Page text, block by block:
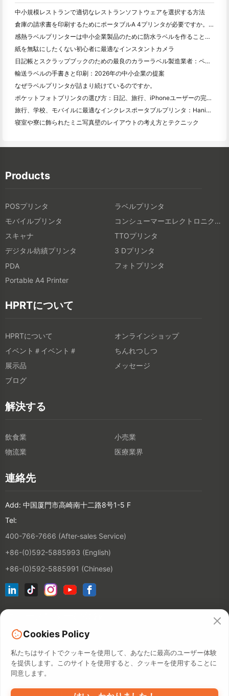
中小規模レストランで適切なレストランソフトウェアを選択する方法
倉庫の請求書を印刷するためにポータブルA 4プリンタが必要ですか。何が本当に効果的なのか
感熱ラベルプリンターは中小企業製品のために防水ラベルを作ることができますか？
紙を無駄にしたくない初心者に最適なインスタントカメラ
日記帳とスクラップブックのための最良のカラーラベル製造業者：ページごとにさらに色を追加
輸送ラベルの手書きと印刷：2026年の中小企業の提案
なぜラベルプリンタが詰まり続けているのですか。
ポケットフォトプリンタの選び方：日記、旅行、iPhoneユーザーの完全ガイド
旅行、学校、モバイルに最適なインクレスポータブルプリンタ：Hanin MT 620 Pro評価
寝室や寮に飾られたミニ写真壁のレイアウトの考え方とテクニック
Products
POSプリンタ
ラベルプリンタ
モバイルプリンタ
コンシューマーエレクトロニクス製品
スキャナ
TTOプリンタ
デジタル紡績プリンタ
3 Dプリンタ
PDA
フォトプリンタ
Portable A4 Printer
HPRTについて
HPRTについて
オンラインショップ
イベント＃イベント＃
ちんれつしつ
展示品
メッセージ
ブログ
解決する
飲食業
小売業
物流業
医療業界
連絡先
Add: 中国厦門市高崎南十二路8号1-5 F
Tel:
400-766-7666 (After-sales Service)
+86-(0)592-5885993 (English)
+86-(0)592-5885991 (Chinese)
Cookies Policy
私たちはサイトでクッキーを使用して、あなたに最高のユーザー体験
を提供します。このサイトを使用すると、クッキーを使用することに
同意します。